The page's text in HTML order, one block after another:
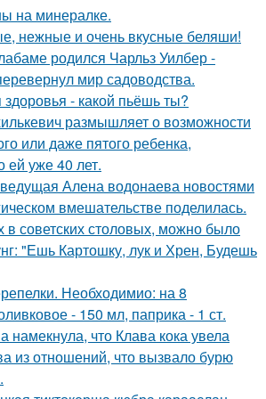
на минералке.
нежные и очень вкусные беляши!
родился Чарльз Уилбер -
мир садоводства.
- какой пьёшь ты?
размышляет о возможности
или даже пятого ребенка,
ей уже 40 лет.
Алена водонаева новостями
вмешательстве поделилась.
в советских столовых, можно было
"Ешь Картошку, лук и Хрен, Будешь
Необходимио: на 8
- 150 мл, паприка - 1 ст.
намекнула, что Клава кока увела
из отношений, что вызвало бурю